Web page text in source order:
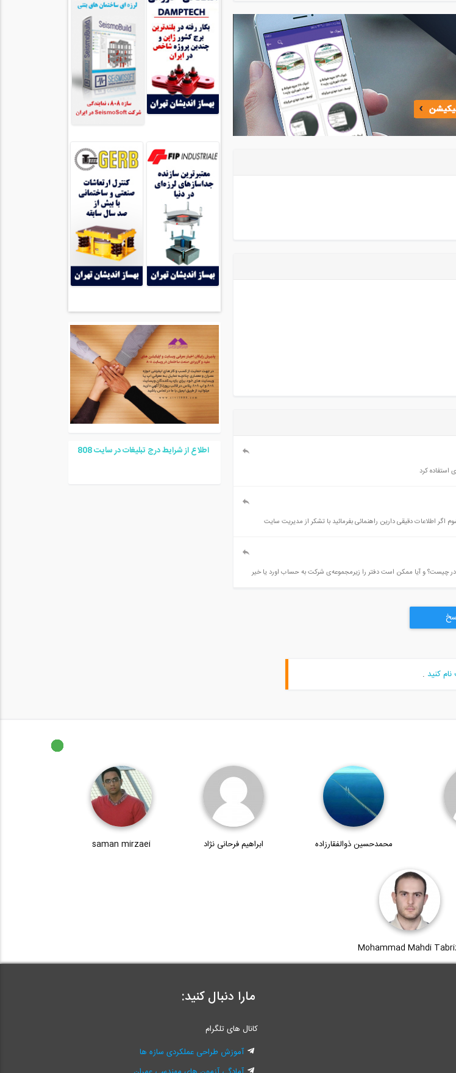
استفاده کرد
اطلاعات دقیقی دارین راهنمائی بفرمائید با تشکر از مدیریت سایت
چیست؟ و آیا ممکن است دفتر را زیرمجموعه‌ی شرکت به حساب اورد یا خیر
کنید .
اطلاع از شرایط درج تبلیغات در سایت 808
محمدحسین ذوالفقارزاده ابراهیم فرحانی نژاد saman mirzaei
Mohammad Mahdi
مارا دنبال کنید:
کانال های تلگرام
آموزش طراحی عملکردی سازه ها